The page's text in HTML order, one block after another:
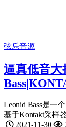
弦乐音源
逼真低音大
Leonid Bass是一
基于Kontakt采样
2021-11-30